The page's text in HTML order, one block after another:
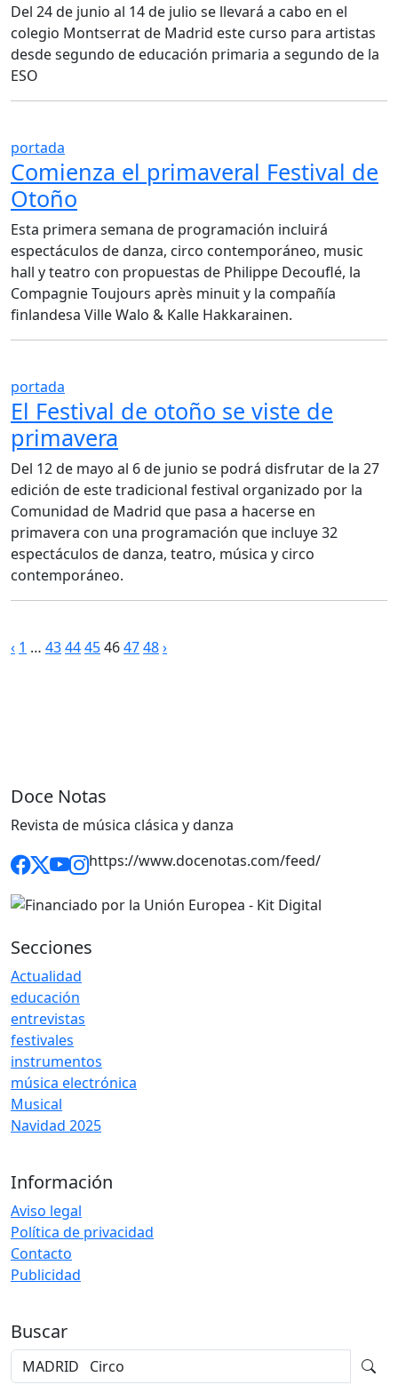
Del 24 de junio al 14 de julio se llevará a cabo en el
colegio Montserrat de Madrid este curso para artistas
desde segundo de educación primaria a segundo de la
ESO
portada
Comienza el primaveral Festival de
Otoño
Esta primera semana de programación incluirá
espectáculos de danza, circo contemporáneo, music
hall y teatro con propuestas de Philippe Decouflé, la
Compagnie Toujours après minuit y la compañía
finlandesa Ville Walo & Kalle Hakkarainen.
portada
El Festival de otoño se viste de
primavera
Del 12 de mayo al 6 de junio se podrá disfrutar de la 27
edición de este tradicional festival organizado por la
Comunidad de Madrid que pasa a hacerse en
primavera con una programación que incluye 32
espectáculos de danza, teatro, música y circo
contemporáneo.
Paginación
‹ 1 … 434445464748›
Doce Notas
Revista de música clásica y danza
https://www.docenotas.com/feed/
Secciones
Actualidad
educación
entrevistas
festivales
instrumentos
música electrónica
Musical
Navidad 2025
Información
Aviso legal
Política de privacidad
Contacto
Publicidad
Buscar